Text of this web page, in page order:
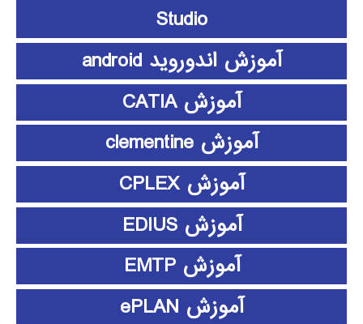
Studio
آموزش اندوروید android
آموزش CATIA
آموزش clementine
آموزش CPLEX
آموزش EDIUS
آموزش EMTP
آموزش ePLAN